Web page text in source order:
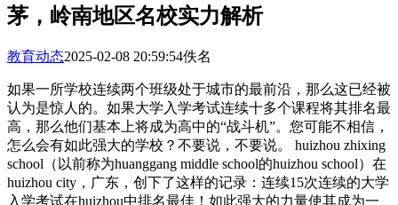
茅，岭南地区名校实力解析
教育动态2025-02-08 20:59:54佚名
如果一所学校连续两个班级处于城市的最前沿，那么这已经被
认为是惊人的。如果大学入学考试连续十多个课程将其排名最
高，那么他们基本上将成为高中的“战斗机”。您可能不相信，
怎么会有如此强大的学校？不要说，不要说。 huizhou zhixing
school（以前称为huanggang middle school的huizhou school）在
huizhou city，广东，创下了这样的记录：连续15次连续的大学
入学考试在huizhou中排名最佳！如此强大的力量使其成为一